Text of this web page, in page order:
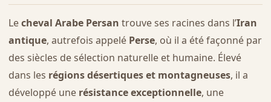
Lecheval Arabe Persan trouve ses racines dans l’Iran
antique, autrefois appelé Perse, où il a été façonné par
des siècles de sélection naturelle et humaine. Élevé
dans les régions désertiques et montagneuses, il a
développé une résistance exceptionnelle, une